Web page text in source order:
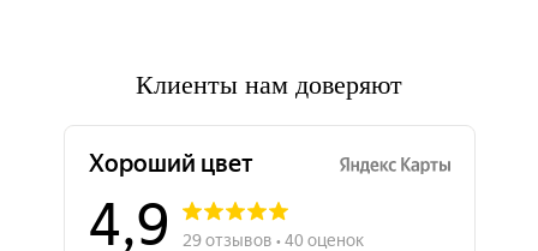
Клиенты нам доверяют